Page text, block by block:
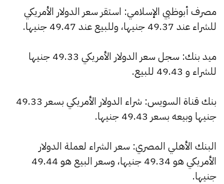
مصرف أبوظبي الإسلامي: استقر سعر الدولار الأمريكي
للشراء عند 49.37 جنيها، وللبيع عند 49.47 جنيها.
ميد بنك: سجل سعر الدولار الأمريكي 49.33 جنيها
للشراء و 49.43 للبيع.
بنك قناة السويس: شراء الدولار الأمريكي بسعر 49.33
جنيها وبيعه بسعر 49.43 جنيها.
البنك الأهلي المصري: سعر الشراء لعملة الدولار
الأمريكي هو 49.34 جنيها، وسعر البيع هو 49.44
جنيها.